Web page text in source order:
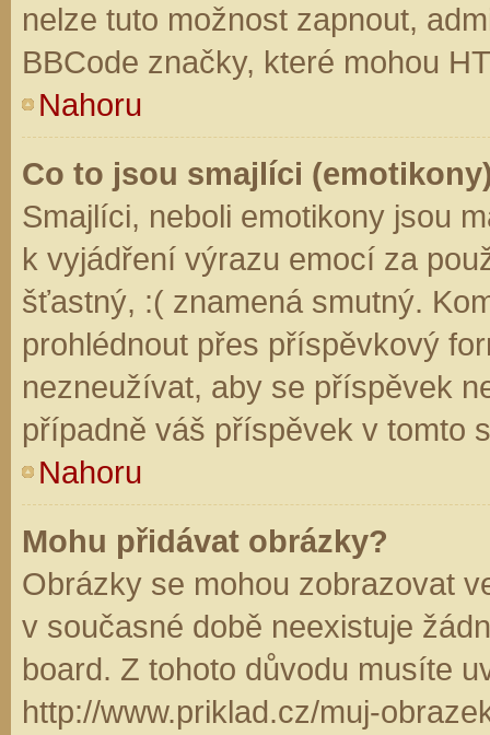
nelze tuto možnost zapnout,
BBCode značky, které mohou
Nahoru
Co to jsou smajlíci
Smajlíci, neboli emotikony jsou
k vyjádření výrazu emocí za
šťastný, :( znamená smutný.
prohlédnout přes příspěvkový
nezneužívat, aby se příspěvek
případně váš příspěvek v tomto
Nahoru
Mohu přidávat obrázky?
Obrázky se mohou zobrazovat
v současné době neexistuje
board. Z tohoto důvodu musíte
http://www.priklad.cz/muj-